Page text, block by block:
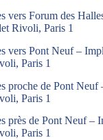
vers Forum des
Rivoli, Paris 1
vers Pont Neuf –
Paris 1
proche de Pont Neuf
Paris 1
près de Pont Neuf –
Paris 1